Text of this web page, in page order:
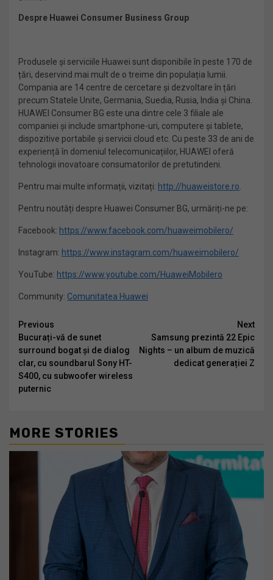
Despre Huawei Consumer Business Group
Produsele și serviciile Huawei sunt disponibile în peste 170 de
țări, deservind mai mult de o treime din populația lumii.
Compania are 14 centre de cercetare și dezvoltare în țări
precum Statele Unite, Germania, Suedia, Rusia, India și China.
HUAWEI Consumer BG este una dintre cele 3 filiale ale
companiei și include smartphone-uri, computere și tablete,
dispozitive portabile și servicii cloud etc. Cu peste 33 de ani de
experiență în domeniul telecomunicațiilor, HUAWEI oferă
tehnologii inovatoare consumatorilor de pretutindeni.
Pentru mai multe informații, vizitați: http://huaweistore.ro
Pentru noutăți despre Huawei Consumer BG, urmăriți-ne pe:
Facebook: https://www.facebook.com/huaweimobilero/
Instagram: https://www.instagram.com/huaweimobilero/
YouTube: https://www.youtube.com/HuaweiMobilero
Community: Comunitatea Huawei
Continue
Reading
Previous
Bucurați-vă de sunet
surround bogat și de dialog
clar, cu soundbarul Sony HT-
S400, cu subwoofer wireless
puternic
Next
Samsung prezintă 22 Epic
Nights – un album de muzică
dedicat generației Z
MORE STORIES